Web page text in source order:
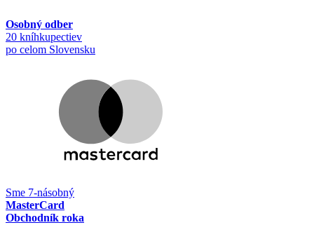
Osobný odber
20 kníhkupectiev
po celom Slovensku
Sme 7-násobný
MasterCard
Obchodník roka